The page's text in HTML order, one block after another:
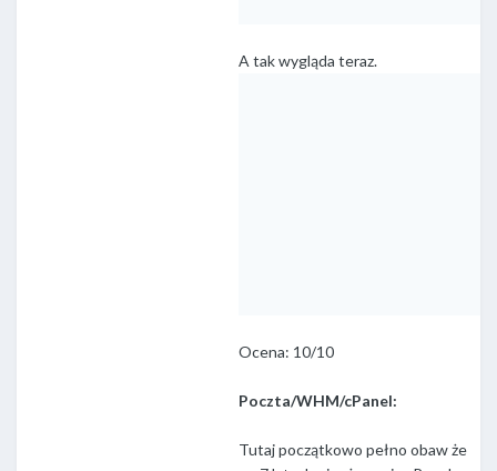
A tak wygląda teraz.
Ocena: 10/10
Poczta/WHM/cPanel:
Tutaj początkowo pełno obaw że